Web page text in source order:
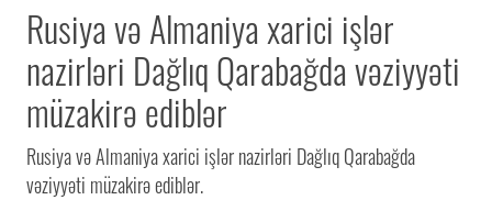
Rusiya və Almaniya xarici işlər
nazirləri Dağlıq Qarabağda vəziyyəti
müzakirə ediblər
Rusiya və Almaniya xarici işlər nazirləri Dağlıq Qarabağda
vəziyyəti müzakirə ediblər.